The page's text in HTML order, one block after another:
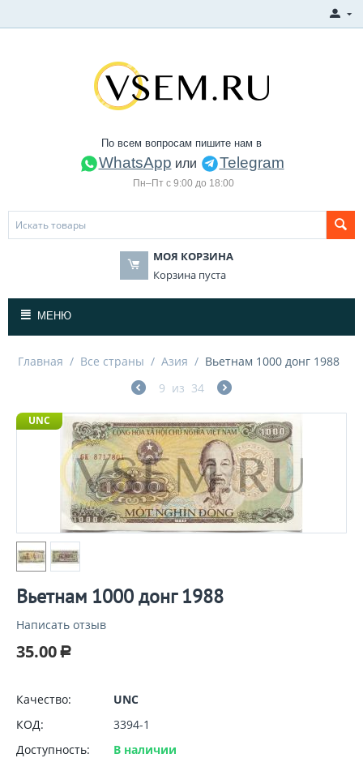
По всем вопросам пишите нам в
WhatsApp или Telegram
Пн–Пт с 9:00 до 18:00
МОЯ КОРЗИНА
Корзина пуста
МЕНЮ
Главная / Все страны / Азия / Вьетнам 1000 донг 1988
9 из 34
UNC
Вьетнам 1000 донг 1988
Написать отзыв
35.00 Р
Качество:
UNC
КОД:
3394-1
Доступность:
В наличии